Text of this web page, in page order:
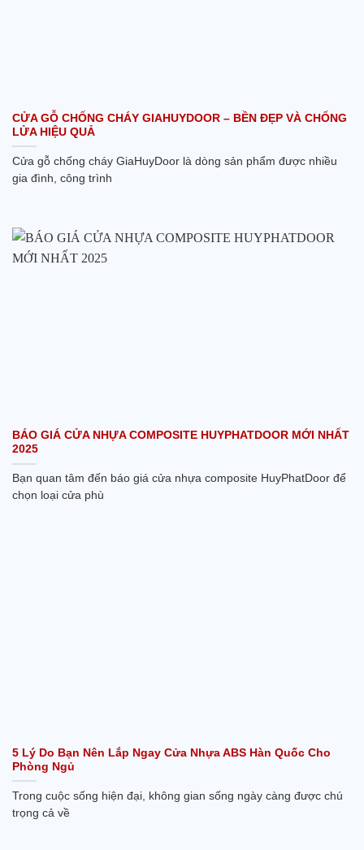
CỬA GỖ CHỐNG CHÁY GIAHUYDOOR – BỀN ĐẸP VÀ CHỐNG
LỬA HIỆU QUẢ
Cửa gỗ chống cháy GiaHuyDoor là dòng sản phẩm được nhiều
gia đình, công trình
BÁO GIÁ CỬA NHỰA COMPOSITE HUYPHATDOOR MỚI NHẤT
2025
Bạn quan tâm đến báo giá cửa nhựa composite HuyPhatDoor để
chọn loại cửa phù
5 Lý Do Bạn Nên Lắp Ngay Cửa Nhựa ABS Hàn Quốc Cho
Phòng Ngủ
Trong cuộc sống hiện đại, không gian sống ngày càng được chú
trọng cả về